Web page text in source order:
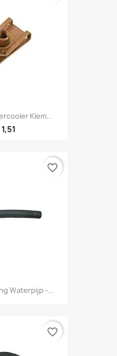
Klem...
Waterpijp -...
favorite_border
favorite_border